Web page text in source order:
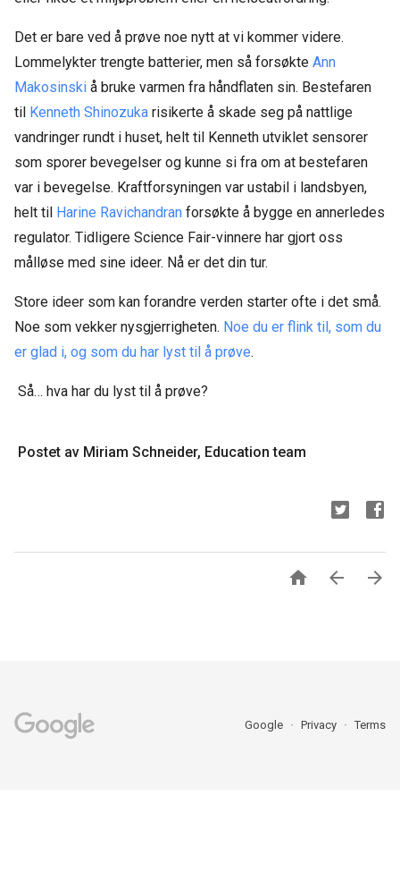
Det er bare ved å prøve noe nytt at vi kommer videre.
Lommelykter trengte batterier, men så forsøkte Ann
Makosinski å bruke varmen fra håndflaten sin. Bestefaren
til Kenneth Shinozuka risikerte å skade seg på nattlige
vandringer rundt i huset, helt til Kenneth utviklet sensorer
som sporer bevegelser og kunne si fra om at bestefaren
var i bevegelse. Kraftforsyningen var ustabil i landsbyen,
helt til Harine Ravichandran forsøkte å bygge en annerledes
regulator. Tidligere Science Fair-vinnere har gjort oss
målløse med sine ideer. Nå er det din tur.
Store ideer som kan forandre verden starter ofte i det små.
Noe som vekker nysgjerrigheten. Noe du er flink til, som du
er glad i, og som du har lyst til å prøve.
Så… hva har du lyst til å prøve?
Postet av Miriam Schneider, Education team
  
Google Privacy Terms